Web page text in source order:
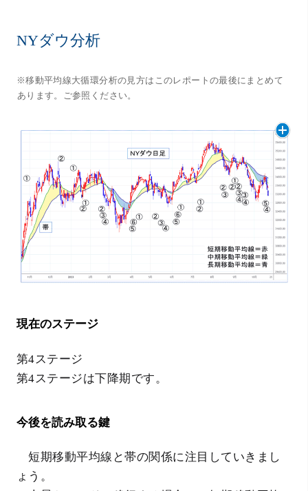
NYダウ分析
※移動平均線大循環分析の見方はこのレポートの最後にまとめて
あります。ご参照ください。
現在のステージ
第4ステージ
第4ステージは下降期です。
今後を読み取る鍵
短期移動平均線と帯の関係に注目していきまし
ょう。